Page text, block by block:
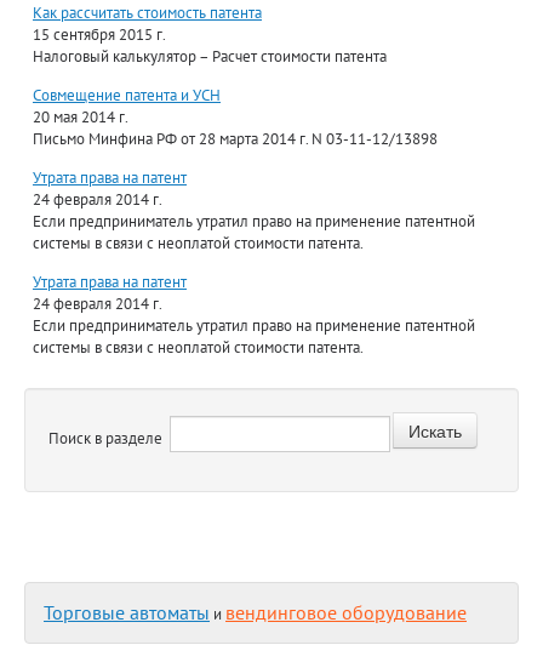
Как рассчитать стоимость патента
15 сентября 2015 г.
Налоговый калькулятор – Расчет стоимости патента
Совмещение патента и УСН
20 мая 2014 г.
Письмо Минфина РФ от 28 марта 2014 г. N 03-11-12/13898
Утрата права на патент
24 февраля 2014 г.
Если предприниматель утратил право на применение патентной
системы в связи с неоплатой стоимости патента.
Утрата права на патент
24 февраля 2014 г.
Если предприниматель утратил право на применение патентной
системы в связи с неоплатой стоимости патента.
Поиск в разделе
Торговые автоматы и вендинговое оборудование